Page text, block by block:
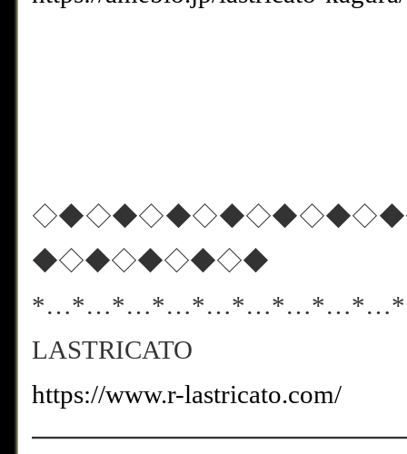
◆◇◆◇◆◇◆◇◆
LASTRICATO
https://www.r-lastricato.com/